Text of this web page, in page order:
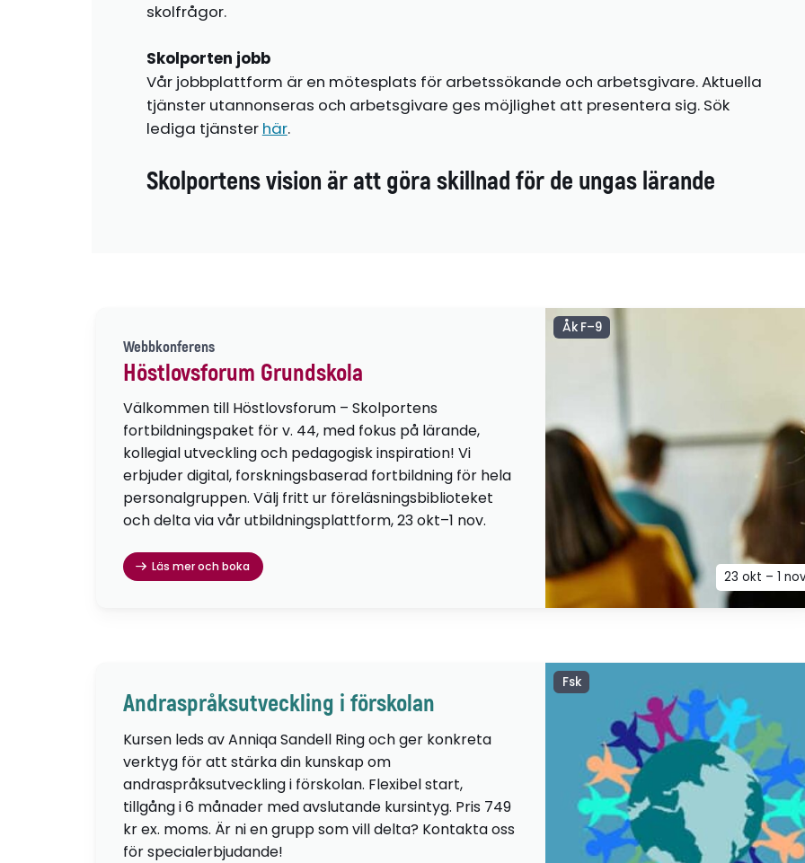
skolfrågor.
Skolporten jobb
Vår jobbplattform är en mötesplats för arbetssökande och arbetsgivare. Aktuella
tjänster utannonseras och arbetsgivare ges möjlighet att presentera sig. Sök
lediga tjänster här.
Skolportens vision är att göra skillnad för de ungas lärande
Webbkonferens
Höstlovsforum Grundskola
Välkommen till Höstlovsforum – Skolportens
fortbildningspaket för v. 44, med fokus på lärande,
kollegial utveckling och pedagogisk inspiration! Vi
erbjuder digital, forskningsbaserad fortbildning för hela
personalgruppen. Välj fritt ur föreläsningsbiblioteket
och delta via vår utbildningsplattform, 23 okt–1 nov.
Läs mer och boka
Åk F–9
23 okt – 1
Andraspråksutveckling i förskolan
Kursen leds av Anniqa Sandell Ring och ger konkreta
verktyg för att stärka din kunskap om
andraspråksutveckling i förskolan. Flexibel start,
tillgång i 6 månader med avslutande kursintyg. Pris 749
kr ex. moms. Är ni en grupp som vill delta? Kontakta oss
för specialerbjudande!
Fsk